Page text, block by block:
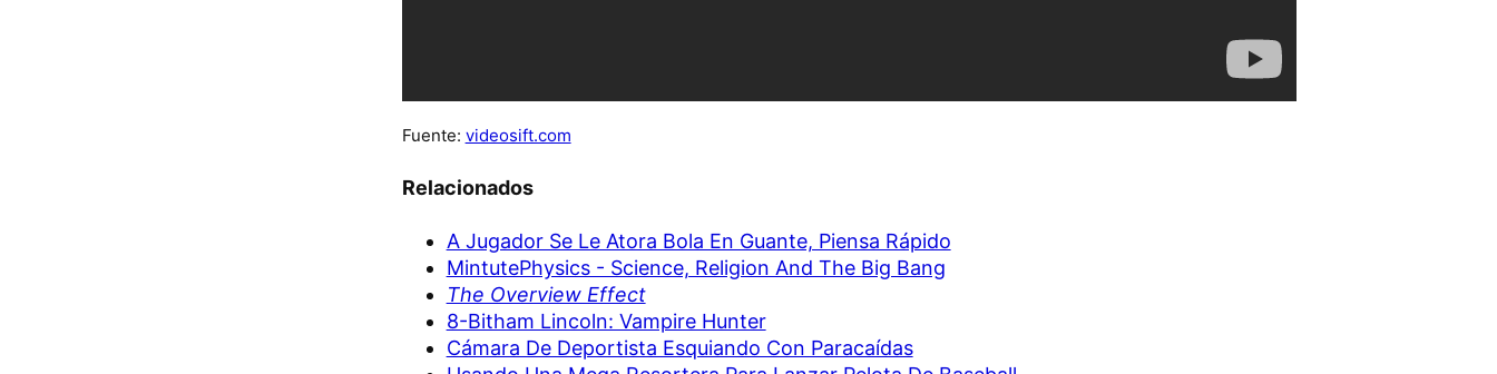
Fuente: videosift.com
Relacionados
A Jugador Se Le Atora Bola En Guante, Piensa Rápido
MintutePhysics - Science, Religion And The Big Bang
The Overview Effect
8-Bitham Lincoln: Vampire Hunter
Cámara De Deportista Esquiando Con Paracaídas